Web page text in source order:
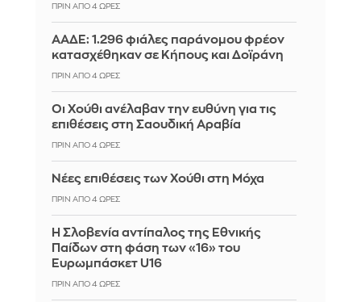
ΠΡΙΝ ΑΠΌ 4 ΏΡΕΣ
ΑΑΔΕ: 1.296 φιάλες παράνομου φρέον
κατασχέθηκαν σε Κήπους και Δοϊράνη
ΠΡΙΝ ΑΠΌ 4 ΏΡΕΣ
Οι Χούθι ανέλαβαν την ευθύνη για τις
επιθέσεις στη Σαουδική Αραβία
ΠΡΙΝ ΑΠΌ 4 ΏΡΕΣ
Νέες επιθέσεις των Χούθι στη Μόχα
ΠΡΙΝ ΑΠΌ 4 ΏΡΕΣ
Η Σλοβενία αντίπαλος της Εθνικής
Παίδων στη φάση των «16» του
Ευρωμπάσκετ U16
ΠΡΙΝ ΑΠΌ 4 ΏΡΕΣ